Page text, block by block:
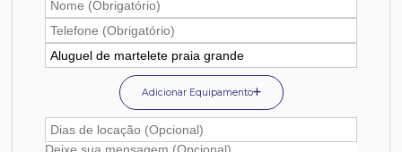
Adicionar Equipamento